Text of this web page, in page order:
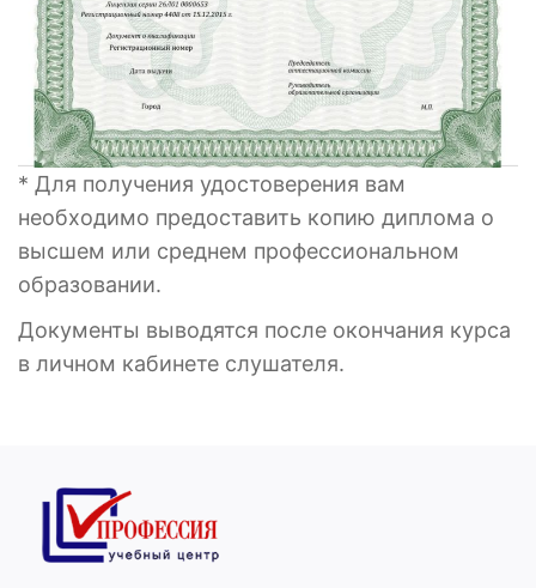
* Для получения удостоверения вам
необходимо предоставить копию диплома о
высшем или среднем профессиональном
образовании.
Документы выводятся после окончания курса
в личном кабинете слушателя.